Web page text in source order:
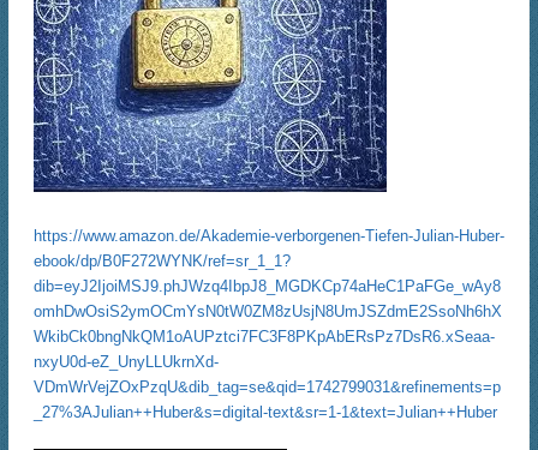
https://www.amazon.de/Akademie-verborgenen-Tiefen-Julian-Huber-
ebook/dp/B0F272WYNK/ref=sr_1_1?
dib=eyJ2IjoiMSJ9.phJWzq4IbpJ8_MGDKCp74aHeC1PaFGe_wAy8
omhDwOsiS2ymOCmYsN0tW0ZM8zUsjN8UmJSZdmE2SsoNh6hX
WkibCk0bngNkQM1oAUPztci7FC3F8PKpAbERsPz7DsR6.xSeaa-
nxyU0d-eZ_UnyLLUkrnXd-
VDmWrVejZOxPzqU&dib_tag=se&qid=1742799031&refinements=p
_27%3AJulian++Huber&s=digital-text&sr=1-1&text=Julian++Huber